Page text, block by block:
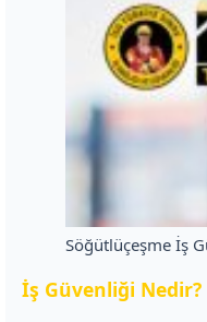
Söğütlüçeşme İş
İş Güvenliği Nedir?